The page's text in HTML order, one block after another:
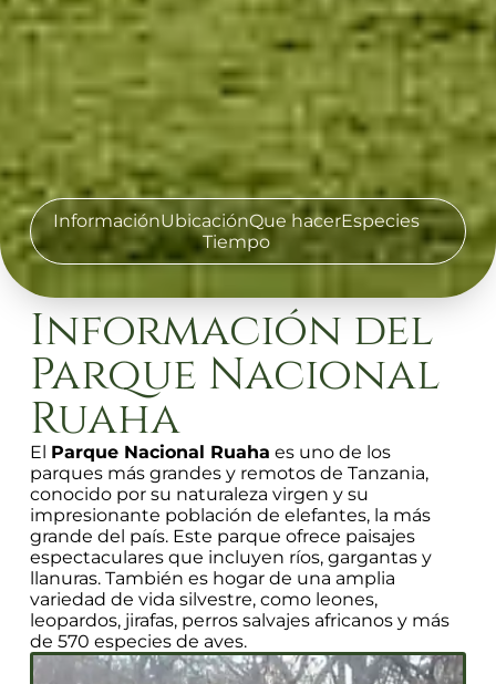
InformaciónUbicaciónQue hacerEspecies
Tiempo
Información del
Parque Nacional
Ruaha
El Parque Nacional Ruaha es uno de los
parques más grandes y remotos de Tanzania,
conocido por su naturaleza virgen y su
impresionante población de elefantes, la más
grande del país. Este parque ofrece paisajes
espectaculares que incluyen ríos, gargantas y
llanuras. También es hogar de una amplia
variedad de vida silvestre, como leones,
leopardos, jirafas, perros salvajes africanos y más
de 570 especies de aves.